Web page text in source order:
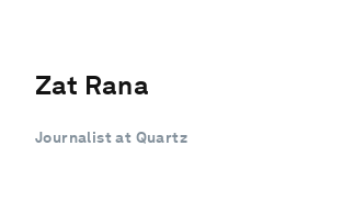
Zat Rana
Journalist at Quartz